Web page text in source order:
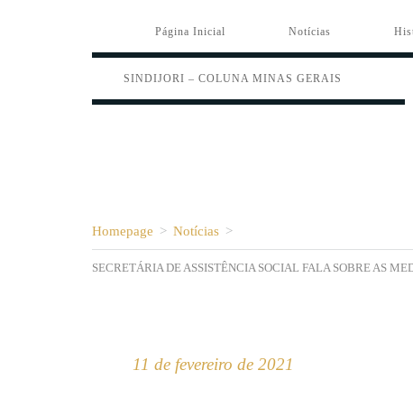
Página Inicial Notícias
SINDIJORI – COLUNA MINAS GERAIS
Homepage > Notícias >
SECRETÁRIA DE ASSISTÊNCIA SOCIAL FALA SOBRE AS
11 de fevereiro de 2021